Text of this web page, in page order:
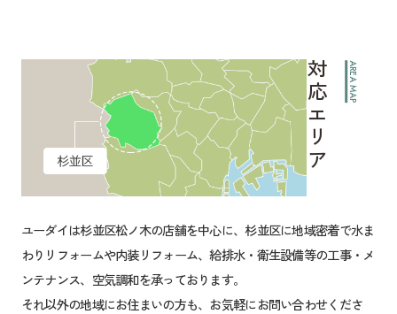
対応エリア AREA MAP
ユーダイは杉並区松ノ木の店舗を中心に、杉並区に地域密着で水ま
わりリフォームや内装リフォーム、給排水・衛生設備等の工事・メ
ンテナンス、空気調和を承っております。
それ以外の地域にお住まいの方も、お気軽にお問い合わせくださ